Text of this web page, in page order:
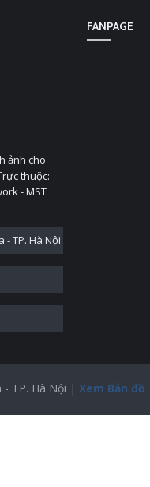
ảnh cho
thuộc:
- MST
- TP. Hà Nội
FANPAGE
- TP. Hà Nội | Xem Bản đồ